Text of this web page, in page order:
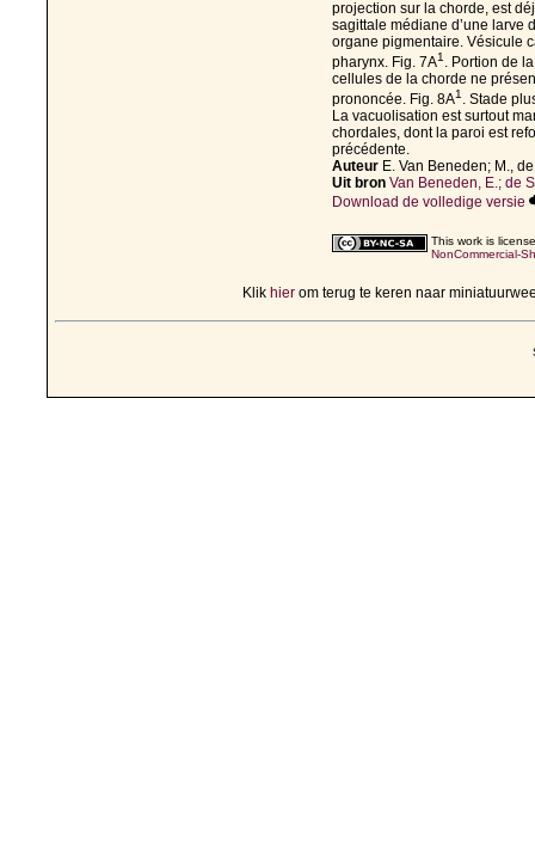
projection sur la chorde, est
sagittale médiane d’une larve
organe pigmentaire. Vésicule
pharynx. Fig. 7A1 . Portion de
cellules de la chorde ne
prononcée. Fig. 8A1 . Stade
La vacuolisation est surtout
chordales, dont la paroi est
précédente.
Auteur E. Van Beneden; M.,
Uit bron Van Beneden, E.; de
Download de volledige versie
This work is
NonCommercial-
Klik hierom terug te keren naar